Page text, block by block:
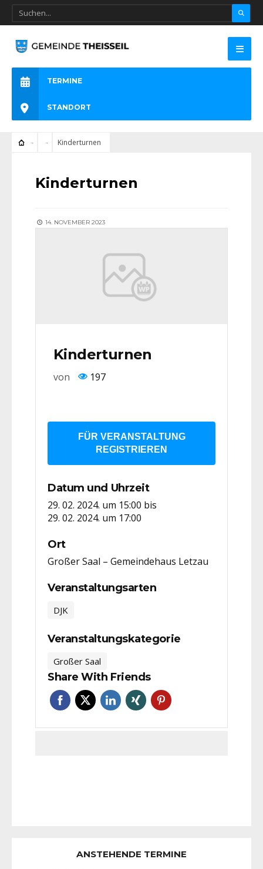
TERMINE
STANDORT
Kinderturnen
Kinderturnen
14. NOVEMBER 2023
Kinderturnen
von 197
FÜR VERANSTALTUNG
REGISTRIEREN
Datum und Uhrzeit
29. 02. 2024. um 15:00 bis
29. 02. 2024. um 17:00
Ort
Großer Saal – Gemeindehaus Letzau
Veranstaltungsarten
DJK
Veranstaltungskategorie
Großer Saal
Share With Friends
ANSTEHENDE TERMINE